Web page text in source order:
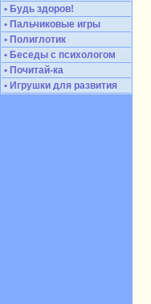
• Будь здоров!
• Пальчиковые игры
• Полиглотик
• Беседы с психологом
• Почитай-ка
• Игрушки для развития